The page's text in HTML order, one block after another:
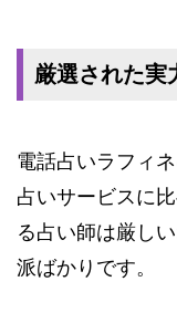
厳選された実
電話占いラフィ
占いサービスに
る占い師は厳し
派ばかりです。